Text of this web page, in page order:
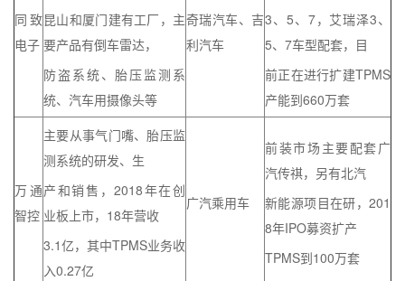
同致
电子
昆山和厦门建有工厂，主
要产品有倒车雷达，
防盗系统、胎压监测系
统、汽车用摄像头等
奇瑞汽车、吉
利汽车
3、5、7，艾瑞泽3、
5、7车型配套，目
前正在进行扩建TPMS
产能到660万套
万通
智控
主要从事气门嘴、胎压监
测系统的研发、生
产和销售，2018年在创
业板上市，18年营收
3.1亿，其中TPMS业务收
入0.27亿
广汽乘用车
前装市场主要配套广
汽传祺，另有北汽
新能源项目在研，201
8年IPO募资扩产
TPMS到100万套